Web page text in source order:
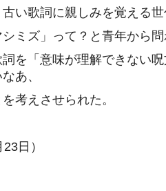
い歌詞に親しみを覚える
シミズ」って？と青年から
を「意味が理解できない
あ、
考えさせられた。
日）